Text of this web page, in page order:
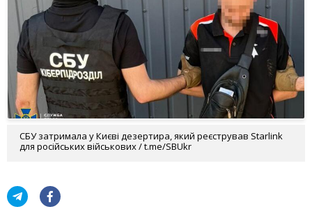
СБУ затримала у Києві дезертира, який реєстрував Starlink
для російських військових / t.me/SBUkr